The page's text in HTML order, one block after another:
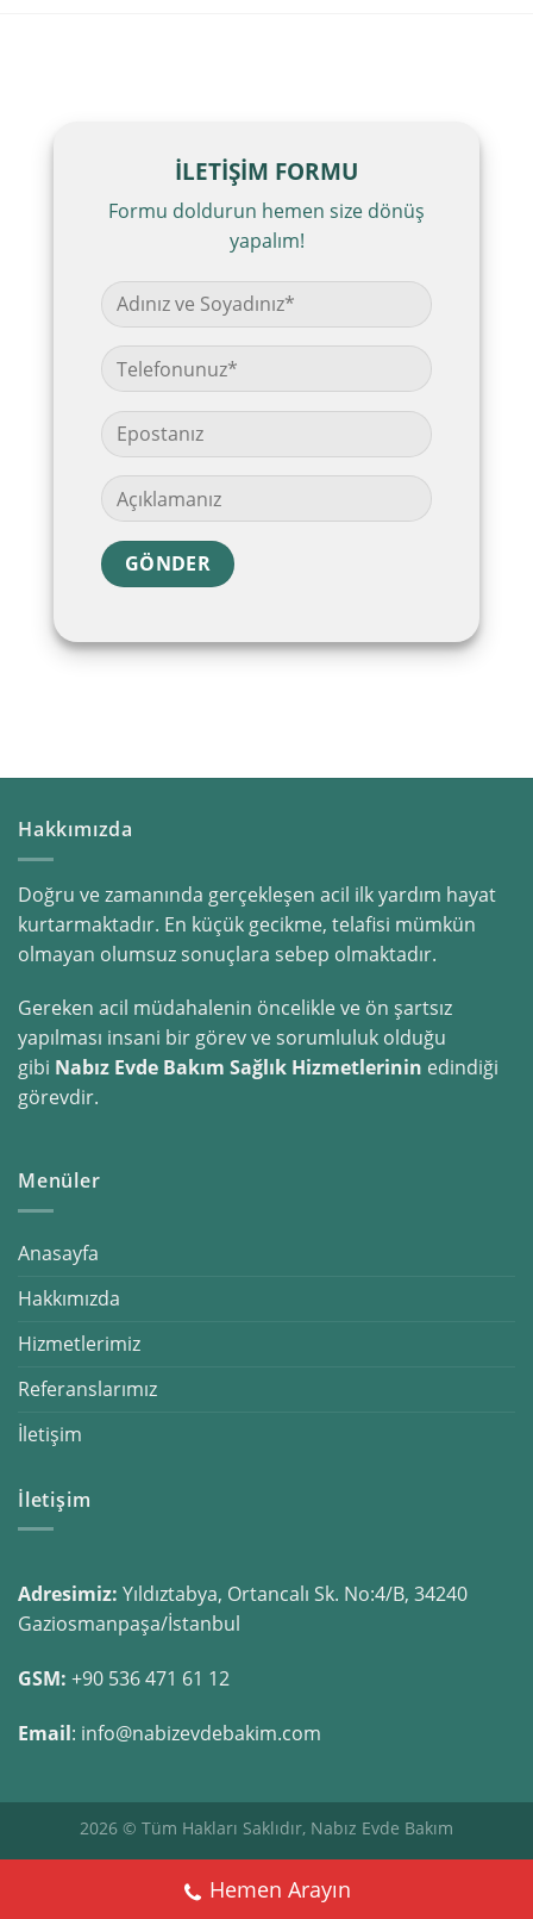
İLETİŞİM FORMU
Formu doldurun hemen size dönüş
yapalım!
Hakkımızda
Doğru ve zamanında gerçekleşen acil ilk yardım hayat
kurtarmaktadır. En küçük gecikme, telafisi mümkün
olmayan olumsuz sonuçlara sebep olmaktadır.
Gereken acil müdahalenin öncelikle ve ön şartsız
yapılması insani bir görev ve sorumluluk olduğu
gibi Nabız Evde Bakım Sağlık Hizmetlerinin edindiği
görevdir.
Menüler
Anasayfa
Hakkımızda
Hizmetlerimiz
Referanslarımız
İletişim
İletişim
Adresimiz: Yıldıztabya, Ortancalı Sk. No:4/B, 34240
Gaziosmanpaşa/İstanbul
GSM: +90 536 471 61 12
Email: info@nabizevdebakim.com
2026 © Tüm Hakları Saklıdır, Nabız Evde Bakım
Hemen Arayın